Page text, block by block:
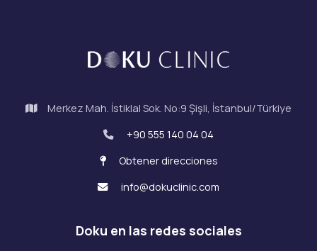
Merkez Mah. İstiklal Sok. No:9 Şişli, İstanbul/Türkiye
+90 555 140 04 04
Obtener direcciones
info@dokuclinic.com
Doku en las redes sociales